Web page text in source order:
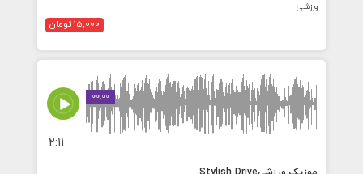
ورزشی
15,000 تومان
00:00
2:11